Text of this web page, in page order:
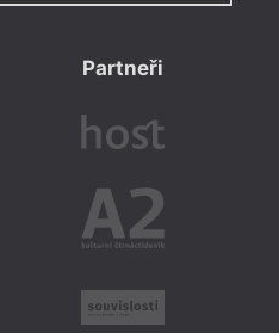
Partneři